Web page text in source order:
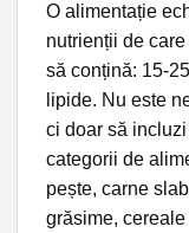
O alimentație
nutrienții de
să conțină: 15-
lipide. Nu este
ci doar să
categorii de
pește, carne
grăsime,